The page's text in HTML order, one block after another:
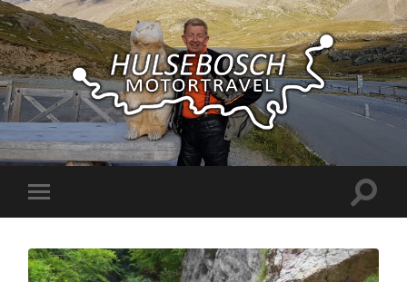
Hulsebosch
Motortravel
Toggle
mobiel
Toggle